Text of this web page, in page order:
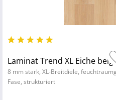
Laminat Trend XL Eiche
8 mm stark, XL-Breitdiele,
Fase, strukturiert